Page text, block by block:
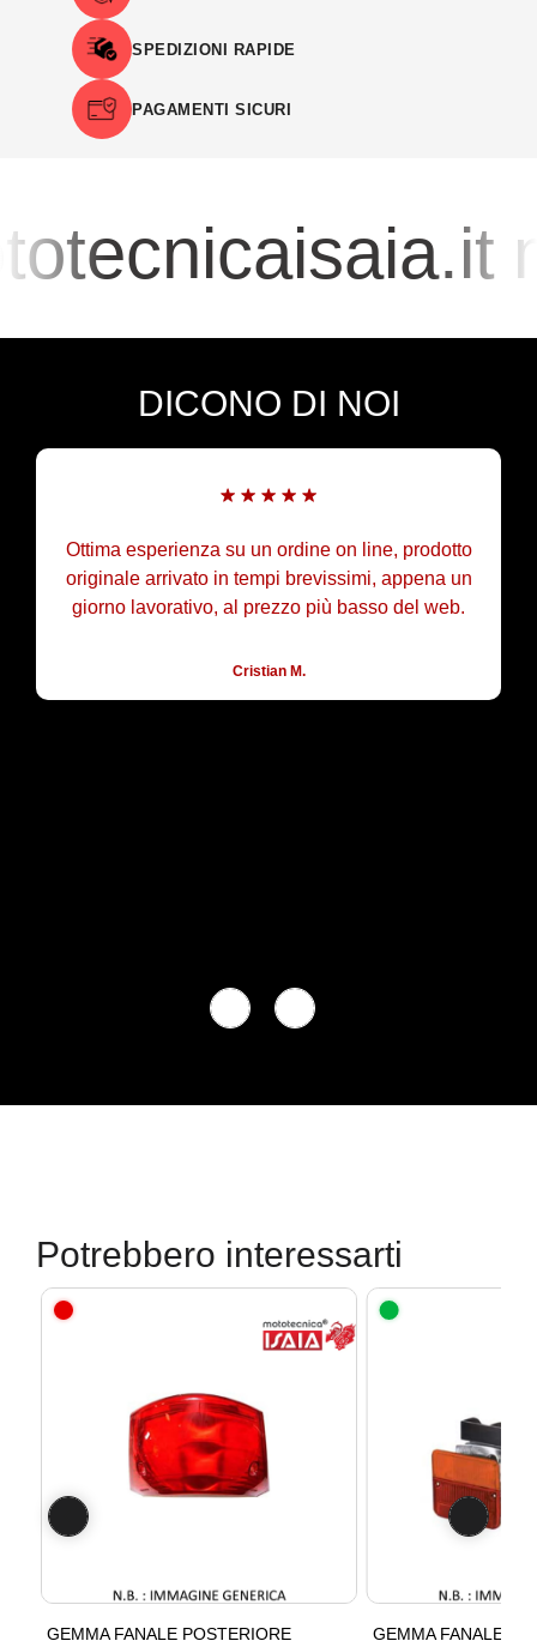
SPEDIZIONI RAPIDE
PAGAMENTI SICURI
DICONO DI NOI
Ottima esperienza su un ordine on line, prodotto
originale arrivato in tempi brevissimi, appena un
giorno lavorativo, al prezzo più basso del web.
Cristian M.
Potrebbero interessarti
GEMMA FANALE POSTERIORE
GEMMA FANALE